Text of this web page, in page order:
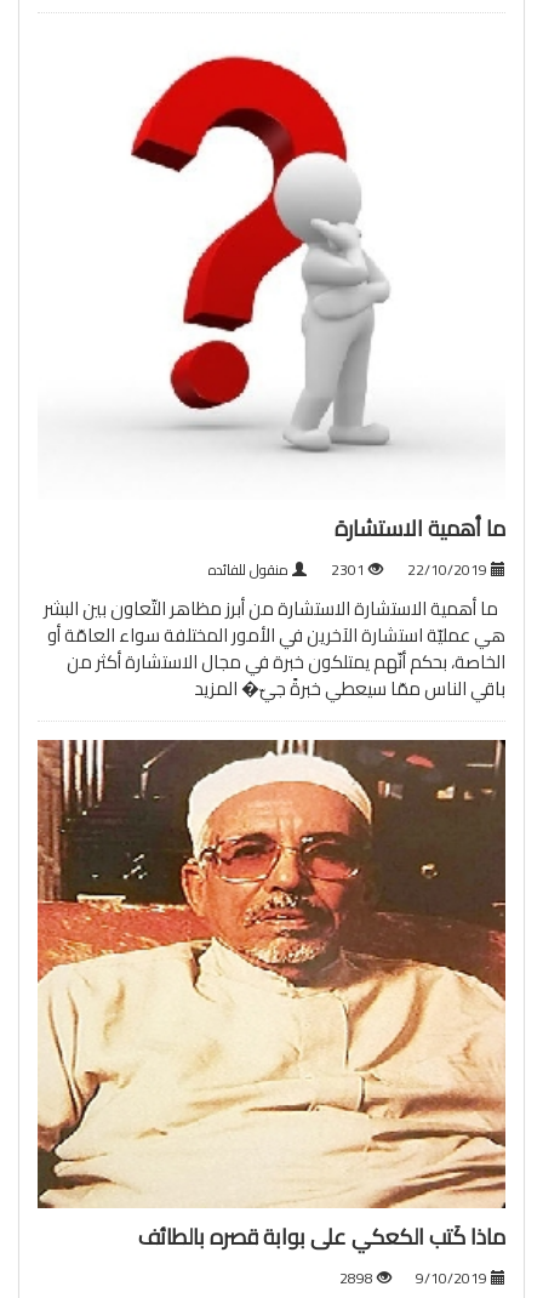
ما أهمية الاستشارة
2301 منقول للفائده
ما أهمية الاستشارة الاستشارة من أبرز مظاهر التّعاون بين البشر
هي عمليّة استشارة الآخرين في الأمور المختلفة سواء العامّة أو
الخاصة، بحكم أنّهم يمتلكون خبرة في مجال الاستشارة أكثر من
باقي الناس ممّا سيعطي خبرةً جيّ�المزيد
ماذا كَتب الكعكي على بوابة قصره بالطائف
2898